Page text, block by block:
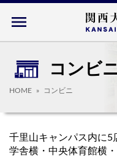
menu
コンビ
HOME コンビニ
千里山キャンパス内に5
学舎横・中央体育館横